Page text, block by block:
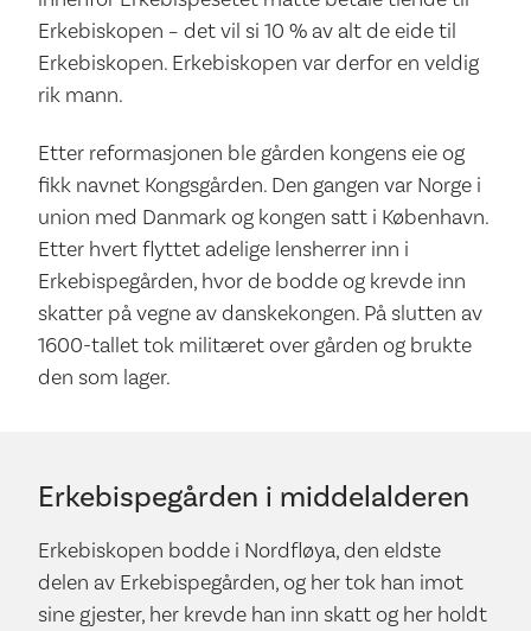
Erkebiskopen – det vil si 10 % av alt de eide til
Erkebiskopen. Erkebiskopen var derfor en veldig
rik mann.
Etter reformasjonen ble gården kongens eie og
fikk navnet Kongsgården. Den gangen var Norge i
union med Danmark og kongen satt i København.
Etter hvert flyttet adelige lensherrer inn i
Erkebispegården, hvor de bodde og krevde inn
skatter på vegne av danskekongen. På slutten av
1600-tallet tok militæret over gården og brukte
den som lager.
Erkebispegården i middelalderen
Erkebiskopen bodde i Nordfløya, den eldste
delen av Erkebispegården, og her tok han imot
sine gjester, her krevde han inn skatt og her holdt